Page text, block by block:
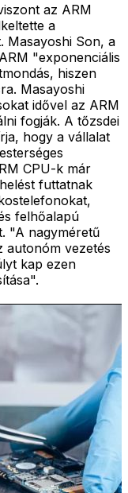
az ARM
a
Masayoshi Son, a
"exponenciális
hiszen
Masayoshi
idővel az ARM
fogják. A tőzsdei
hogy a vállalat
CPU-k már
futtatnak
felhőalapú
"A nagyméretű
autonóm vezetés
kap ezen